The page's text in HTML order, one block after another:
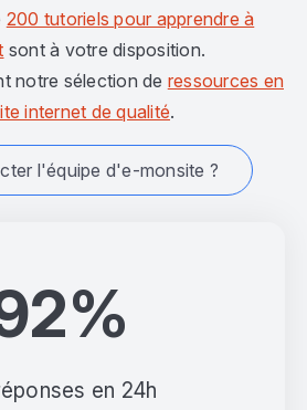
en 24h
200 tutoriels pour apprendre à
sont à votre disposition.
notre sélection de ressources en
internet de qualité.
l'équipe d'e-monsite ?